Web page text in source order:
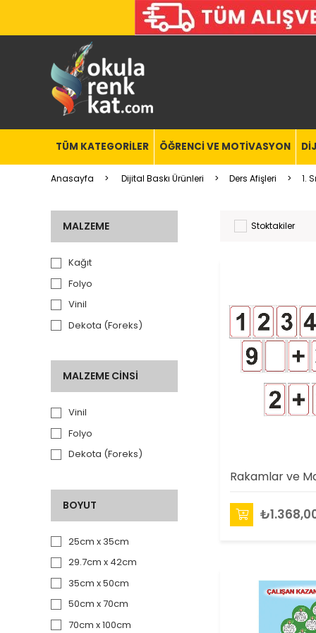
TÜM KATEGORİLER ÖĞRENCİ VE MOTİVASYON
Anasayfa Dijital Baskı Ürünleri Ders Afişleri 1.
MALZEME
Kağıt
Folyo
Vinil
Dekota (Foreks)
MALZEME CINSI
Vinil
Folyo
Dekota (Foreks)
BOYUT
25cm x 35cm
29.7cm x 42cm
35cm x 50cm
50cm x 70cm
70cm x 100cm
Stoktakiler